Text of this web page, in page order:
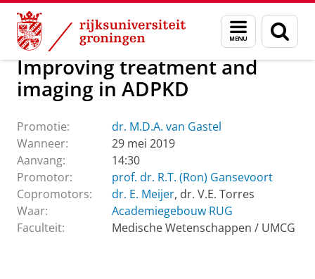
Skip
Content
Skip
Navigation
Menu
en
zoeken
Over ons Actueel Evenementen Promoties
Improving treatment and
imaging in ADPKD
Promotie:
dr. M.D.A. van Gastel
Wanneer:
29 mei 2019
Aanvang:
14:30
Promotor:
prof. dr. R.T. (Ron) Gansevoort
Copromotors:
dr. E. Meijer, dr. V.E. Torres
Waar:
Academiegebouw RUG
Faculteit:
Medische Wetenschappen / UMCG